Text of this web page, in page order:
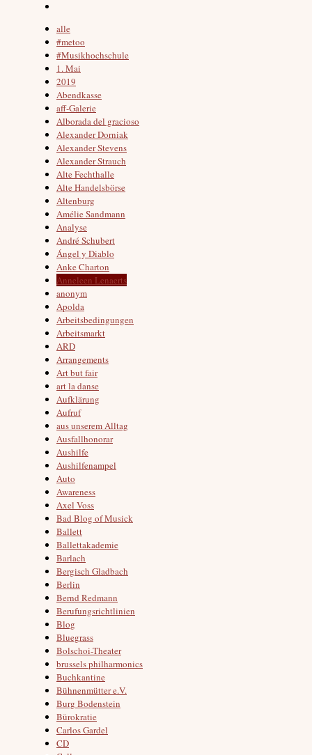
alle
#metoo
#Musikhochschule
1. Mai
2019
Abendkasse
aff-Galerie
Alborada del gracioso
Alexander Dorniak
Alexander Stevens
Alexander Strauch
Alte Fechthalle
Alte Handelsbörse
Altenburg
Amélie Sandmann
Analyse
André Schubert
Ángel y Diablo
Anke Charton
Anneleen Lenaerts
anonym
Apolda
Arbeitsbedingungen
Arbeitsmarkt
ARD
Arrangements
Art but fair
art la danse
Aufklärung
Aufruf
aus unserem Alltag
Ausfallhonorar
Aushilfe
Aushilfenampel
Auto
Awareness
Axel Voss
Bad Blog of Musick
Ballett
Ballettakademie
Barlach
Bergisch Gladbach
Berlin
Bernd Redmann
Berufungsrichtlinien
Blog
Bluegrass
Bolschoi-Theater
brussels philharmonics
Buchkantine
Bühnenmütter e.V.
Burg Bodenstein
Bürokratie
Carlos Gardel
CD